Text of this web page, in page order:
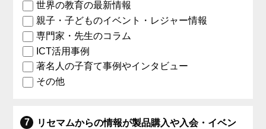
世界の教育の最新情報
親子・子どものイベント・レジャー情報
専門家・先生のコラム
ICT活用事例
著名人の子育て事例やインタビュー
その他
リセマムからの情報が製品購入や入会・イベン